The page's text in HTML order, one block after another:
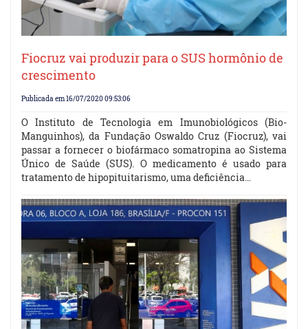
Fiocruz vai produzir para o SUS hormônio de
crescimento
Publicada em 16/07/2020 09:53:06
O Instituto de Tecnologia em Imunobiológicos (Bio-
Manguinhos), da Fundação Oswaldo Cruz (Fiocruz), vai
passar a fornecer o biofármaco somatropina ao Sistema
Único de Saúde (SUS). O medicamento é usado para
tratamento de hipopituitarismo, uma deficiência…